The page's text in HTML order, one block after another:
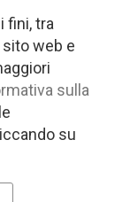
riservati |Privacy
-
fini, tra
web e
sulla
su
cookie di terze parti